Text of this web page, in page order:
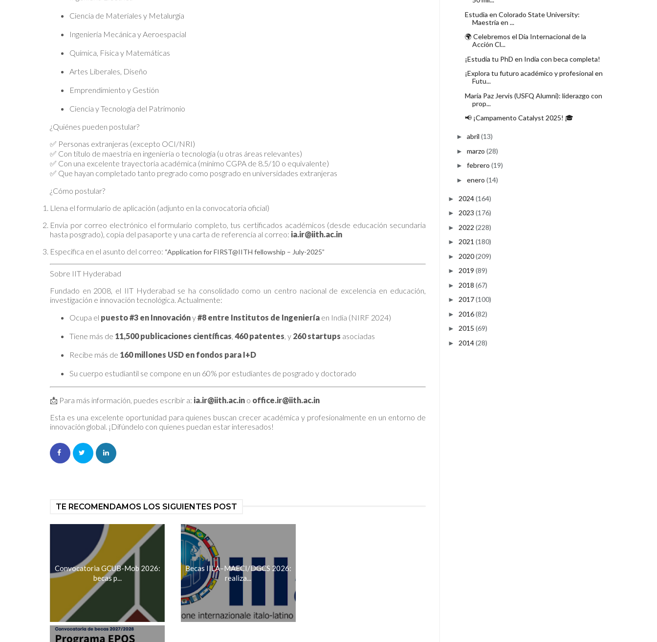
Ciencia de Materiales y Metalurgia
Ingeniería Mecánica y Aeroespacial
Química, Física y Matemáticas
Artes Liberales, Diseño
Emprendimiento y Gestión
Ciencia y Tecnología del Patrimonio
¿Quiénes pueden postular?
✅ Personas extranjeras (excepto OCI/NRI)
✅ Con título de maestría en ingeniería o tecnología (u otras áreas relevantes)
✅ Con una excelente trayectoria académica (mínimo CGPA de 8.5/10 o equivalente)
✅ Que hayan completado tanto pregrado como posgrado en universidades extranjeras
¿Cómo postular?
Llena el formulario de aplicación (adjunto en la convocatoria oficial)
Envía por correo electrónico el formulario completo, tus certificados académicos (desde educación secundaria
hasta posgrado), copia del pasaporte y una carta de referencia al correo: ia.ir@iith.ac.in
Especifica en el asunto del correo: “Application for FIRST@IITH fellowship – July-2025”
Sobre IIT Hyderabad
Fundado en 2008, el IIT Hyderabad se ha consolidado como un centro nacional de excelencia en educación,
investigación e innovación tecnológica. Actualmente:
Ocupa el puesto #3 en Innovacióny#8 entre Institutos de Ingeniería en India (NIRF 2024)
Tiene más de 11,500 publicaciones científicas, 460 patentes, y 260 startups asociadas
Recibe más de 160 millones USD en fondos para I+D
Su cuerpo estudiantil se compone en un 60% por estudiantes de posgrado y doctorado
📩 Para más información, puedes escribir a: ia.ir@iith.ac.in o office.ir@iith.ac.in
Esta es una excelente oportunidad para quienes buscan crecer académica y profesionalmente en un entorno de
innovación global. ¡Difúndelo con quienes puedan estar interesados!
TE RECOMENDAMOS LOS SIGUIENTES POST
Convocatoria GCUB-Mob 2026:
becas p...
Becas IILA–MAECI/DGCS 2026:
realiza...
Estudia en Colorado State University:
Maestría en ...
🌍 Celebremos el Día Internacional de la
Acción Cl...
¡Estudia tu PhD en India con beca completa!
¡Explora tu futuro académico y profesional en
Futu...
María Paz Jervis (USFQ Alumni): liderazgo con
prop...
📢 ¡Campamento Catalyst 2025! 🎓
► abril (13)
► marzo (28)
► febrero (19)
► enero (14)
► 2024(164)
► 2023 (176)
► 2022 (228)
► 2021 (180)
► 2020(209)
► 2019 (89)
► 2018 (67)
► 2017(100)
► 2016(82)
► 2015 (69)
► 2014(28)